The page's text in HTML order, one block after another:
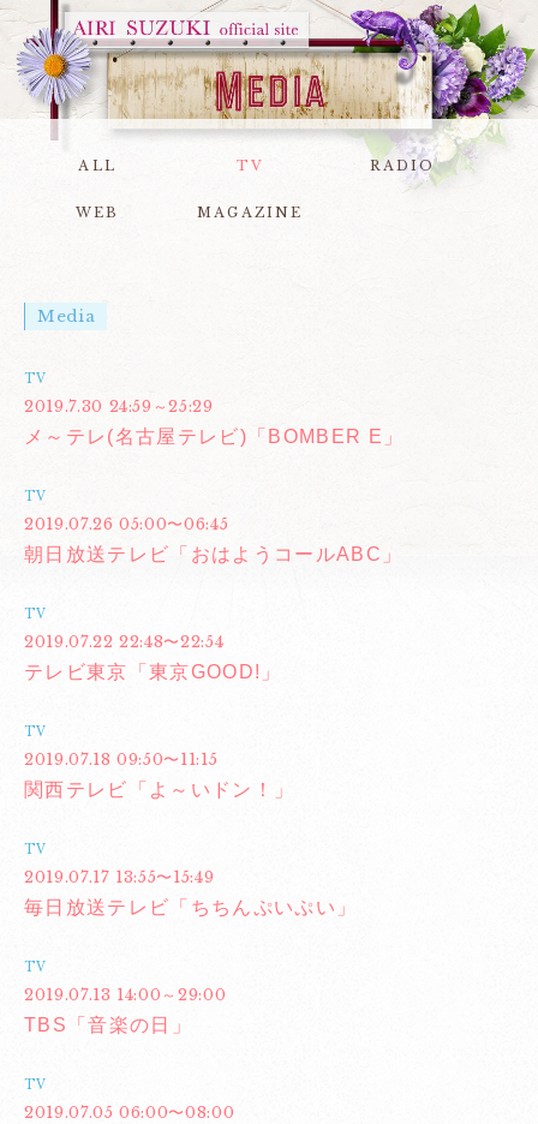
ALL TV RADIO
WEB MAGAZINE
Media
TV
2019.7.30 24:59～25:29
メ～テレ(名古屋テレビ)「BOMBER E」
TV
2019.07.26 05:00〜06:45
朝日放送テレビ「おはようコールABC」
TV
2019.07.22 22:48〜22:54
テレビ東京「東京GOOD!」
TV
2019.07.18 09:50〜11:15
関西テレビ「よ～いドン！」
TV
2019.07.17 13:55〜15:49
毎日放送テレビ「ちちんぷいぷい」
TV
2019.07.13 14:00～29:00
TBS「音楽の日」
TV
2019.07.05 06:00〜08:00